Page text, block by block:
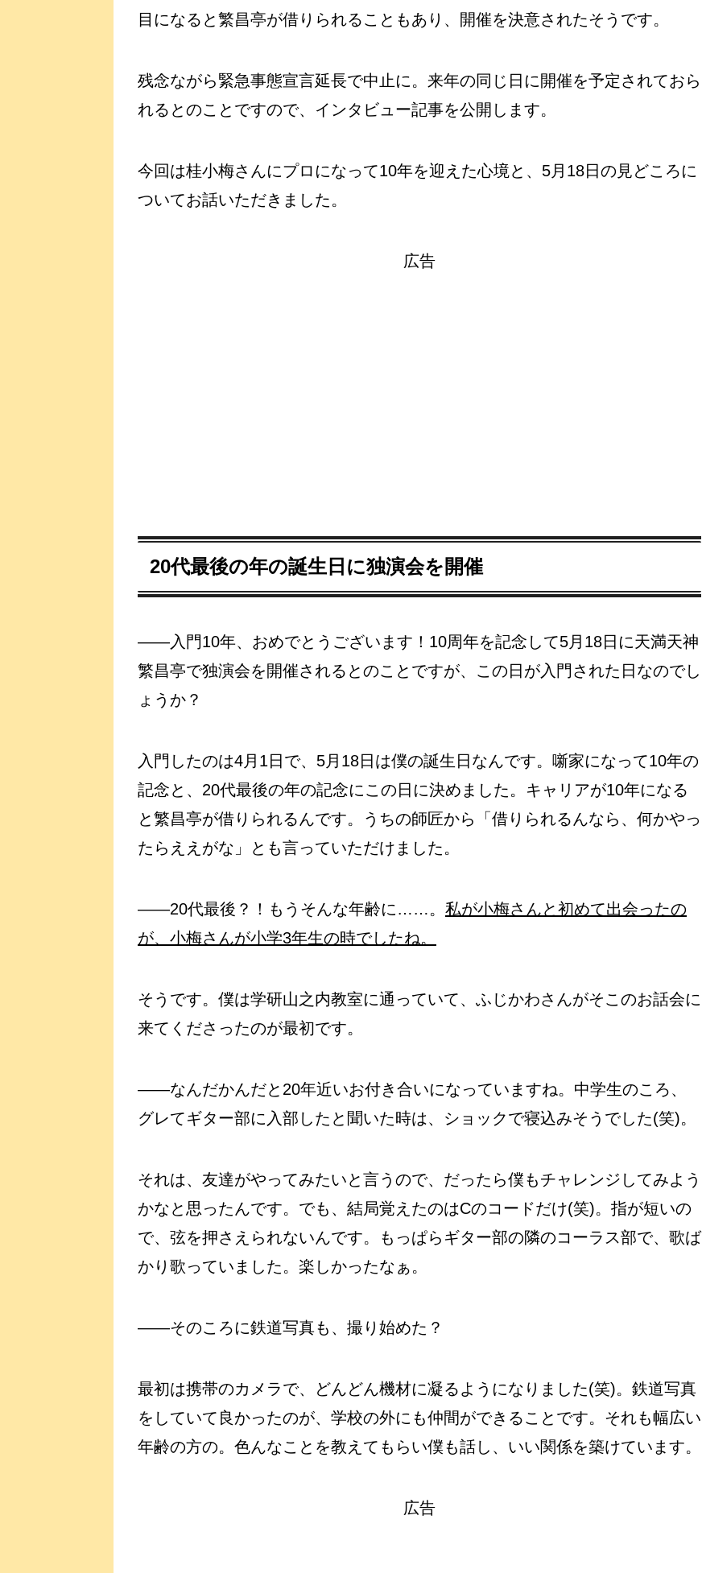
目になると繁昌亭が借りられることもあり、開催を決意されたそうです。
残念ながら緊急事態宣言延長で中止に。来年の同じ日に開催を予定されておら
れるとのことですので、インタビュー記事を公開します。
今回は桂小梅さんにプロになって10年を迎えた心境と、5月18日の見どころに
ついてお話いただきました。
広告
20代最後の年の誕生日に独演会を開催
――入門10年、おめでとうございます！10周年を記念して5月18日に天満天神
繁昌亭で独演会を開催されるとのことですが、この日が入門された日なのでし
ょうか？
入門したのは4月1日で、5月18日は僕の誕生日なんです。噺家になって10年の
記念と、20代最後の年の記念にこの日に決めました。キャリアが10年になる
と繁昌亭が借りられるんです。うちの師匠から「借りられるんなら、何かやっ
たらええがな」とも言っていただけました。
――20代最後？！もうそんな年齢に……。 私が小梅さんと初めて出会ったの
が、小梅さんが小学3年生の時でしたね。
そうです。僕は学研山之内教室に通っていて、ふじかわさんがそこのお話会に
来てくださったのが最初です。
――なんだかんだと20年近いお付き合いになっていますね。中学生のころ、
グレてギター部に入部したと聞いた時は、ショックで寝込みそうでした(笑)。
それは、友達がやってみたいと言うので、だったら僕もチャレンジしてみよう
かなと思ったんです。でも、結局覚えたのはCのコードだけ(笑)。指が短いの
で、弦を押さえられないんです。もっぱらギター部の隣のコーラス部で、歌ば
かり歌っていました。楽しかったなぁ。
――そのころに鉄道写真も、撮り始めた？
最初は携帯のカメラで、どんどん機材に凝るようになりました(笑)。鉄道写真
をしていて良かったのが、学校の外にも仲間ができることです。それも幅広い
年齢の方の。色んなことを教えてもらい僕も話し、いい関係を築けています。
広告